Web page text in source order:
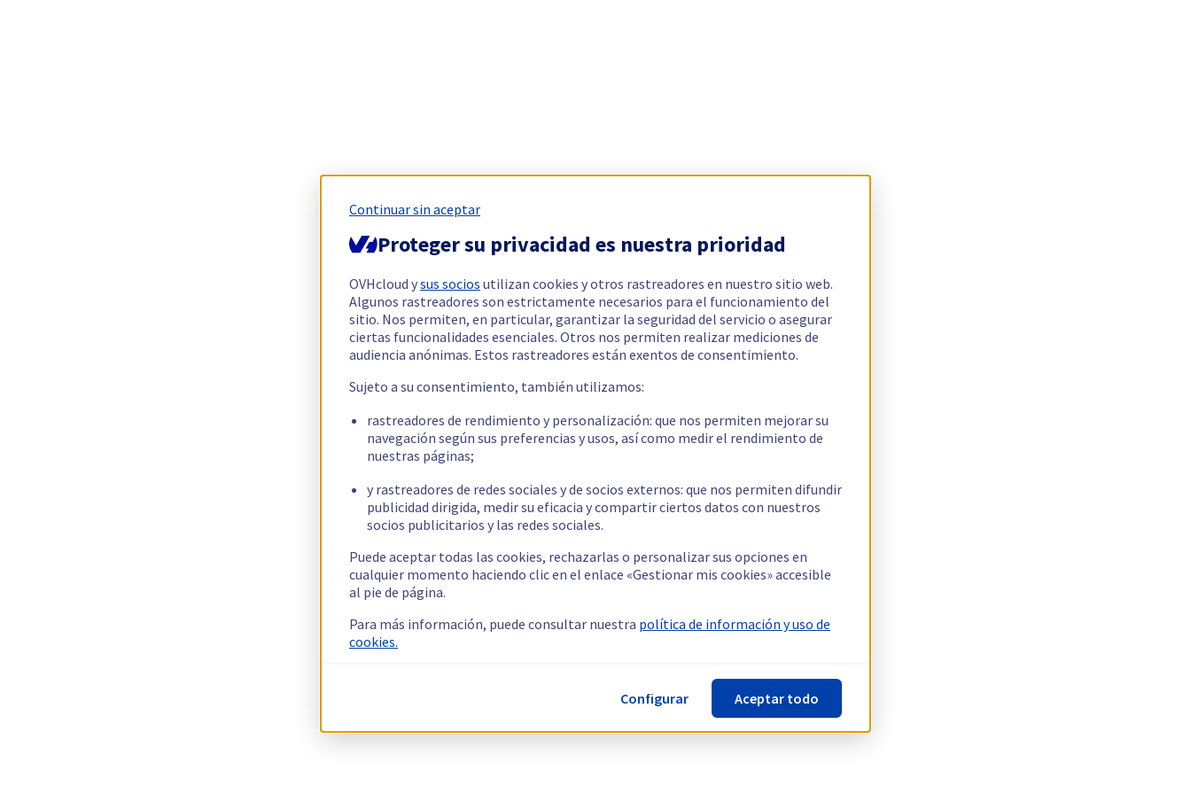
Continuar sin aceptar
Proteger su privacidad es nuestra prioridad
OVHcloud ysus socios utilizan cookies y otros rastreadores en nuestro sitio web.
Algunos rastreadores son estrictamente necesarios para el funcionamiento del
sitio. Nos permiten, en particular, garantizar la seguridad del servicio o asegurar
ciertas funcionalidades esenciales. Otros nos permiten realizar mediciones de
audiencia anónimas. Estos rastreadores están exentos de consentimiento.
Sujeto a su consentimiento, también utilizamos:
rastreadores de rendimiento y personalización: que nos permiten mejorar su
navegación según sus preferencias y usos, así como medir el rendimiento de
nuestras páginas;
y rastreadores de redes sociales y de socios externos: que nos permiten difundir
publicidad dirigida, medir su eficacia y compartir ciertos datos con nuestros
socios publicitarios y las redes sociales.
Puede aceptar todas las cookies, rechazarlas o personalizar sus opciones en
cualquier momento haciendo clic en el enlace «Gestionar mis cookies» accesible
al pie de página.
Para más información, puede consultar nuestra política de información y uso de
cookies.
Configurar Aceptar todo